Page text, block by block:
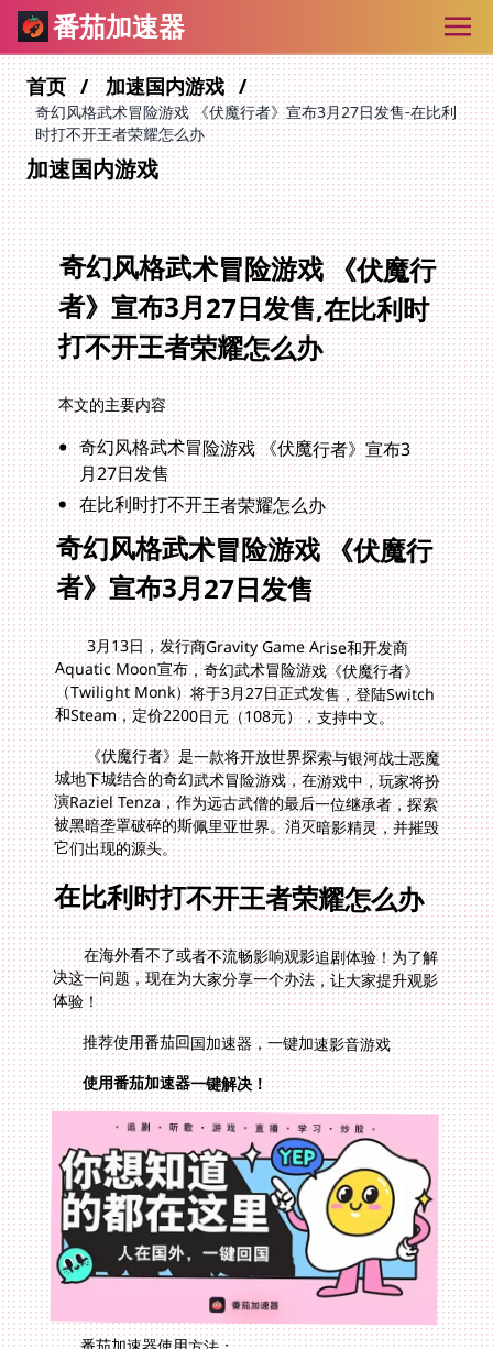
番茄加速器
首页 加速国内游戏
奇幻风格武术冒险游戏 《伏魔行者》宣布3月27日发售-在比利
时打不开王者荣耀怎么办
加速国内游戏
奇幻风格武术冒险游戏 《伏魔行
者》宣布3月27日发售,在比利时
打不开王者荣耀怎么办
本文的主要内容
奇幻风格武术冒险游戏 《伏魔行者》宣布3
月27日发售
在比利时打不开王者荣耀怎么办
奇幻风格武术冒险游戏 《伏魔行
者》宣布3月27日发售
3月13日，发行商Gravity Game Arise和开发商
Aquatic Moon宣布，奇幻武术冒险游戏《伏魔行者》
（Twilight Monk）将于3月27日正式发售，登陆Switch
和Steam，定价2200日元（108元），支持中文。
《伏魔行者》是一款将开放世界探索与银河战士恶魔
城地下城结合的奇幻武术冒险游戏，在游戏中，玩家将扮
演Raziel Tenza，作为远古武僧的最后一位继承者，探索
被黑暗垄罩破碎的斯佩里亚世界。消灭暗影精灵，并摧毁
它们出现的源头。
在比利时打不开王者荣耀怎么办
在海外看不了或者不流畅影响观影追剧体验！为了解
决这一问题，现在为大家分享一个办法，让大家提升观影
体验！
推荐使用番茄回国加速器，一键加速影音游戏
使用番茄加速器一键解决！